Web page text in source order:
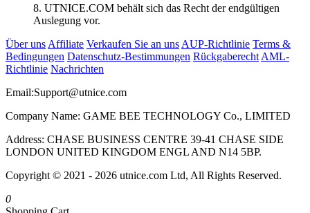
8. UTNICE.COM behält sich das Recht der endgültigen
Auslegung vor.
Über uns Affiliate Verkaufen Sie an uns AUP-Richtlinie Terms &
Bedingungen Datenschutz-Bestimmungen Rückgaberecht AML-
Richtlinie Nachrichten
Email:Support@utnice.com
Company Name: GAME BEE TECHNOLOGY Co., LIMITED
Address: CHASE BUSINESS CENTRE 39-41 CHASE SIDE
LONDON UNITED KINGDOM ENGL AND N14 5BP.
Copyright © 2021 - 2026 utnice.com Ltd, All Rights Reserved.
0